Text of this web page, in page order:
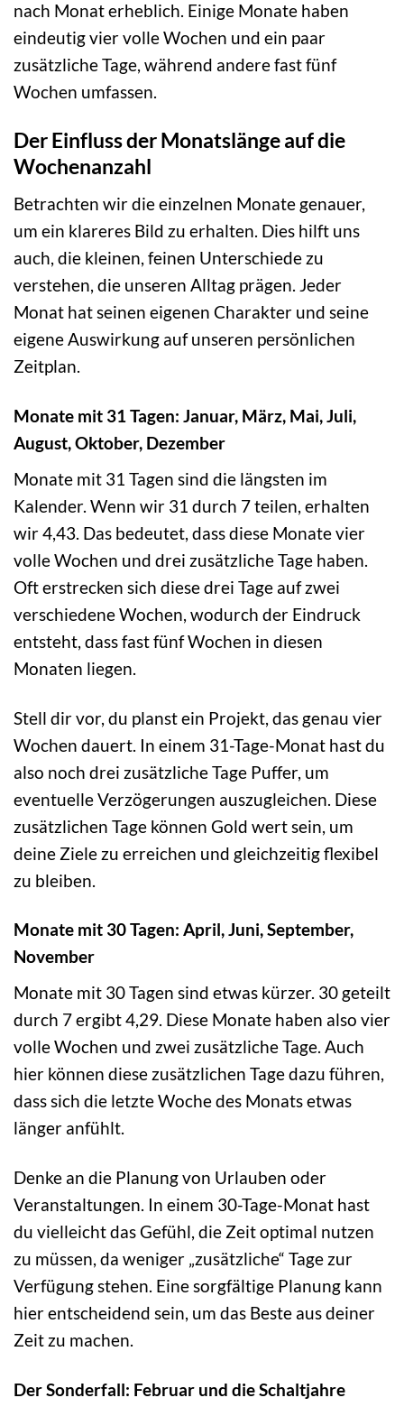
nach Monat erheblich. Einige Monate haben
eindeutig vier volle Wochen und ein paar
zusätzliche Tage, während andere fast fünf
Wochen umfassen.
Der Einfluss der Monatslänge auf die
Wochenanzahl
Betrachten wir die einzelnen Monate genauer,
um ein klareres Bild zu erhalten. Dies hilft uns
auch, die kleinen, feinen Unterschiede zu
verstehen, die unseren Alltag prägen. Jeder
Monat hat seinen eigenen Charakter und seine
eigene Auswirkung auf unseren persönlichen
Zeitplan.
Monate mit 31 Tagen: Januar, März, Mai, Juli,
August, Oktober, Dezember
Monate mit 31 Tagen sind die längsten im
Kalender. Wenn wir 31 durch 7 teilen, erhalten
wir 4,43. Das bedeutet, dass diese Monate vier
volle Wochen und drei zusätzliche Tage haben.
Oft erstrecken sich diese drei Tage auf zwei
verschiedene Wochen, wodurch der Eindruck
entsteht, dass fast fünf Wochen in diesen
Monaten liegen.
Stell dir vor, du planst ein Projekt, das genau vier
Wochen dauert. In einem 31-Tage-Monat hast du
also noch drei zusätzliche Tage Puffer, um
eventuelle Verzögerungen auszugleichen. Diese
zusätzlichen Tage können Gold wert sein, um
deine Ziele zu erreichen und gleichzeitig flexibel
zu bleiben.
Monate mit 30 Tagen: April, Juni, September,
November
Monate mit 30 Tagen sind etwas kürzer. 30 geteilt
durch 7 ergibt 4,29. Diese Monate haben also vier
volle Wochen und zwei zusätzliche Tage. Auch
hier können diese zusätzlichen Tage dazu führen,
dass sich die letzte Woche des Monats etwas
länger anfühlt.
Denke an die Planung von Urlauben oder
Veranstaltungen. In einem 30-Tage-Monat hast
du vielleicht das Gefühl, die Zeit optimal nutzen
zu müssen, da weniger „zusätzliche“ Tage zur
Verfügung stehen. Eine sorgfältige Planung kann
hier entscheidend sein, um das Beste aus deiner
Zeit zu machen.
Der Sonderfall: Februar und die Schaltjahre